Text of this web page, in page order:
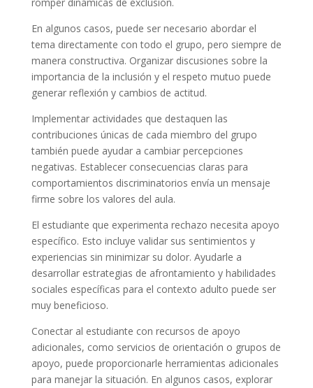
En algunos casos, puede ser necesario abordar el
tema directamente con todo el grupo, pero siempre de
manera constructiva. Organizar discusiones sobre la
importancia de la inclusión y el respeto mutuo puede
generar reflexión y cambios de actitud.
Implementar actividades que destaquen las
contribuciones únicas de cada miembro del grupo
también puede ayudar a cambiar percepciones
negativas. Establecer consecuencias claras para
comportamientos discriminatorios envía un mensaje
firme sobre los valores del aula.
El estudiante que experimenta rechazo necesita apoyo
específico. Esto incluye validar sus sentimientos y
experiencias sin minimizar su dolor. Ayudarle a
desarrollar estrategias de afrontamiento y habilidades
sociales específicas para el contexto adulto puede ser
muy beneficioso.
Conectar al estudiante con recursos de apoyo
adicionales, como servicios de orientación o grupos de
apoyo, puede proporcionarle herramientas adicionales
para manejar la situación. En algunos casos, explorar